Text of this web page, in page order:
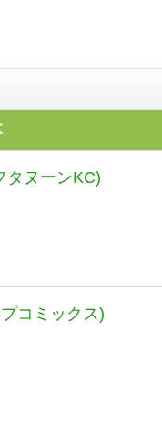
タヌーンKC)
コミックス)